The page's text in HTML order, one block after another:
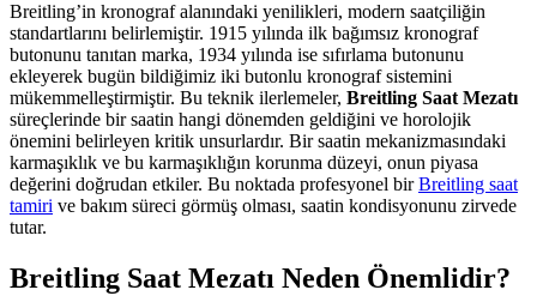
Breitling’in kronograf alanındaki yenilikleri, modern saatçiliğin
standartlarını belirlemiştir. 1915 yılında ilk bağımsız kronograf
butonunu tanıtan marka, 1934 yılında ise sıfırlama butonunu
ekleyerek bugün bildiğimiz iki butonlu kronograf sistemini
mükemmelleştirmiştir. Bu teknik ilerlemeler, Breitling Saat Mezatı
süreçlerinde bir saatin hangi dönemden geldiğini ve horolojik
önemini belirleyen kritik unsurlardır. Bir saatin mekanizmasındaki
karmaşıklık ve bu karmaşıklığın korunma düzeyi, onun piyasa
değerini doğrudan etkiler. Bu noktada profesyonel birBreitling saat
tamiri ve bakım süreci görmüş olması, saatin kondisyonunu zirvede
tutar.
Breitling Saat Mezatı Neden Önemlidir?